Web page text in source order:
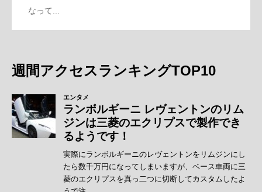
なって...
週間アクセスランキングTOP10